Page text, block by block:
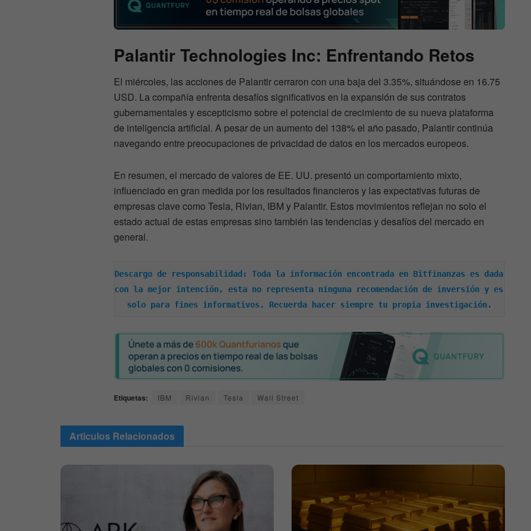
Palantir Technologies Inc: Enfrentando Retos
El miércoles, las acciones de Palantir cerraron con una baja del 3.35%, situándose en 16.75
USD. La compañía enfrenta desafíos significativos en la expansión de sus contratos
gubernamentales y escepticismo sobre el potencial de crecimiento de su nueva plataforma
de inteligencia artificial. A pesar de un aumento del 138% el año pasado, Palantir continúa
navegando entre preocupaciones de privacidad de datos en los mercados europeos.
En resumen, el mercado de valores de EE. UU. presentó un comportamiento mixto,
influenciado en gran medida por los resultados financieros y las expectativas futuras de
empresas clave como Tesla, Rivian, IBM y Palantir. Estos movimientos reflejan no solo el
estado actual de estas empresas sino también las tendencias y desafíos del mercado en
general.
Descargo de responsabilidad: Toda la información encontrada en Bitfinanzas es dada
con la mejor intención, esta no representa ninguna recomendación de inversión y es
solo para fines informativos. Recuerda hacer siempre tu propia investigación.
Etiquetas: IBM Rivian Tesla Wall Street
Articulos Relacionados